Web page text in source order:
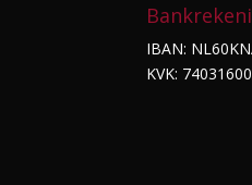
IBAN:
KVK: 74031600